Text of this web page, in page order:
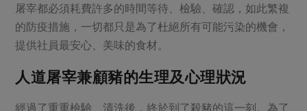
屠宰都必須耗費許多的時間等待、檢驗、確認，如此繁複
的防疫措施，一切都只是為了杜絕所有可能污染的機會，
提供社員最安心、美味的食材。
人道屠宰兼顧豬的生理及心理狀況
經過了重重檢驗、清洗後，終於到了殺豬的這一刻。為了